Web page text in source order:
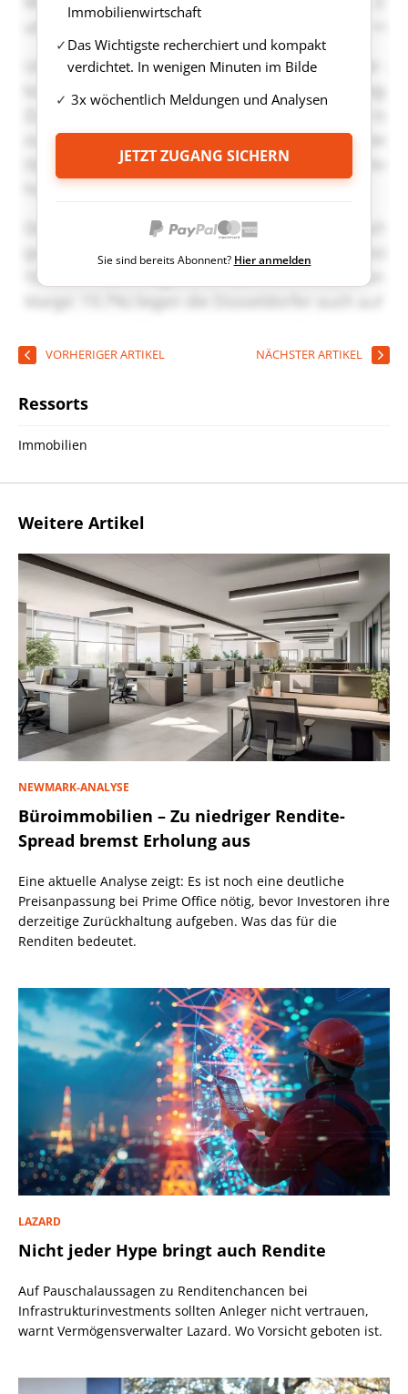
Immobilienwirtschaft
Das Wichtigste recherchiert und kompakt
verdichtet. In wenigen Minuten im Bilde
3x wöchentlich Meldungen und Analysen
JETZT ZUGANG SICHERN
Sie sind bereits Abonnent? Hier anmelden
VORHERIGER ARTIKEL NÄCHSTER ARTIKEL
Ressorts
Immobilien
Weitere Artikel
NEWMARK-ANALYSE
Büroimmobilien – Zu niedriger Rendite-
Spread bremst Erholung aus
Eine aktuelle Analyse zeigt: Es ist noch eine deutliche
Preisanpassung bei Prime Office nötig, bevor Investoren ihre
derzeitige Zurückhaltung aufgeben. Was das für die
Renditen bedeutet.
LAZARD
Nicht jeder Hype bringt auch Rendite
Auf Pauschalaussagen zu Renditenchancen bei
Infrastrukturinvestments sollten Anleger nicht vertrauen,
warnt Vermögensverwalter Lazard. Wo Vorsicht geboten ist.